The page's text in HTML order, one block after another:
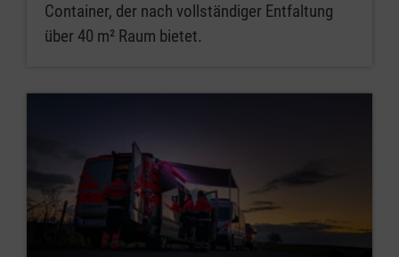
Container, der nach vollständiger Entfaltung
über 40 m² Raum bietet.